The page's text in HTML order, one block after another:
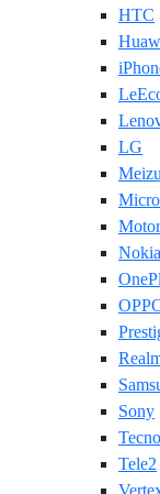
HTC
LG
Meizu
Nokia
Sony
Tecno
Tele2